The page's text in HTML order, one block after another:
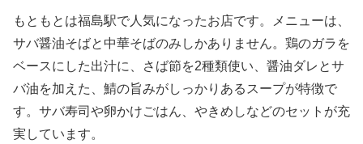
もともとは福島駅で人気になったお店です。メニューは、
サバ醤油そばと中華そばのみしかありません。鶏のガラを
ベースにした出汁に、さば節を2種類使い、醤油ダレとサ
バ油を加えた、鯖の旨みがしっかりあるスープが特徴で
す。サバ寿司や卵かけごはん、やきめしなどのセットが充
実しています。